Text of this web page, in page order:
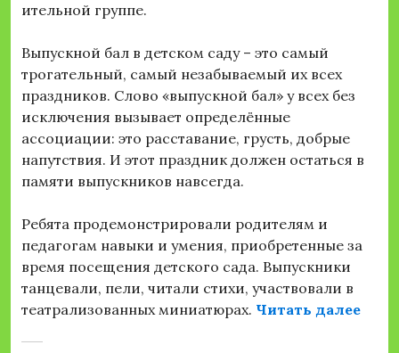
ительной группе.
Выпускной бал в детском саду – это самый
трогательный, самый незабываемый их всех
праздников. Слово «выпускной бал» у всех без
исключения вызывает определённые
ассоциации: это расставание, грусть, добрые
напутствия. И этот праздник должен остаться в
памяти выпускников навсегда.
Ребята продемонстрировали родителям и
педагогам навыки и умения, приобретенные за
время посещения детского сада. Выпускники
танцевали, пели, читали стихи, участвовали в
театрализованных миниатюрах. Читать далее